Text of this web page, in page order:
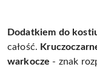
Dodatkiem do
całość.
warkocze - znak